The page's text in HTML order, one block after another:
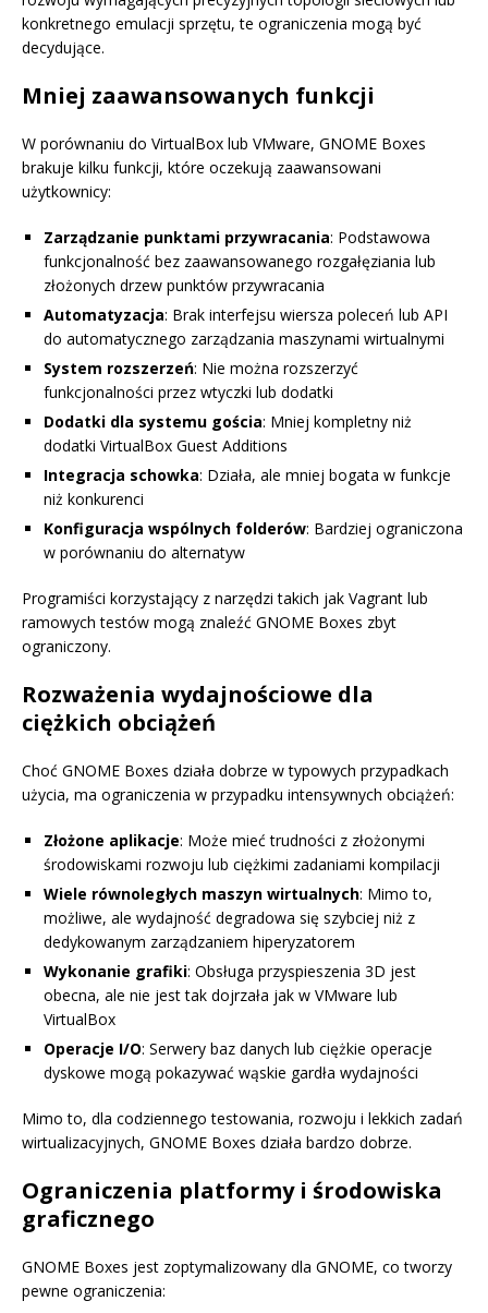
konkretnego emulacji sprzętu, te ograniczenia mogą być
decydujące.
Mniej zaawansowanych funkcji
W porównaniu do VirtualBox lub VMware, GNOME Boxes
brakuje kilku funkcji, które oczekują zaawansowani
użytkownicy:
Zarządzanie punktami przywracania: Podstawowa
funkcjonalność bez zaawansowanego rozgałęziania lub
złożonych drzew punktów przywracania
Automatyzacja: Brak interfejsu wiersza poleceń lub API
do automatycznego zarządzania maszynami wirtualnymi
System rozszerzeń: Nie można rozszerzyć
funkcjonalności przez wtyczki lub dodatki
Dodatki dla systemu gościa: Mniej kompletny niż
dodatki VirtualBox Guest Additions
Integracja schowka: Działa, ale mniej bogata w funkcje
niż konkurenci
Konfiguracja wspólnych folderów: Bardziej ograniczona
w porównaniu do alternatyw
Programiści korzystający z narzędzi takich jak Vagrant lub
ramowych testów mogą znaleźć GNOME Boxes zbyt
ograniczony.
Rozważenia wydajnościowe dla
ciężkich obciążeń
Choć GNOME Boxes działa dobrze w typowych przypadkach
użycia, ma ograniczenia w przypadku intensywnych obciążeń:
Złożone aplikacje: Może mieć trudności z złożonymi
środowiskami rozwoju lub ciężkimi zadaniami kompilacji
Wiele równoległych maszyn wirtualnych: Mimo to,
możliwe, ale wydajność degradowa się szybciej niż z
dedykowanym zarządzaniem hiperyzatorem
Wykonanie grafiki: Obsługa przyspieszenia 3D jest
obecna, ale nie jest tak dojrzała jak w VMware lub
VirtualBox
Operacje I/O: Serwery baz danych lub ciężkie operacje
dyskowe mogą pokazywać wąskie gardła wydajności
Mimo to, dla codziennego testowania, rozwoju i lekkich zadań
wirtualizacyjnych, GNOME Boxes działa bardzo dobrze.
Ograniczenia platformy i środowiska
graficznego
GNOME Boxes jest zoptymalizowany dla GNOME, co tworzy
pewne ograniczenia: